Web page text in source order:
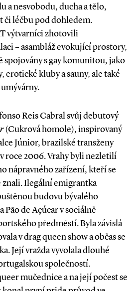
a nesvobodu, ducha a tělo,
či léčbu pod dohledem.
výtvarníci zhotovili
– asambláž evokující prostory,
spojovány s gay komunitou, jako
erotické kluby a sauny, ale také
Reis Cabral svůj debutový
(Cukrová homole), inspirovaný
Júnior, brazilské transženy
roce 2006. Vrahy byli nezletilí
nápravného zařízení, kteří se
Ilegální emigrantka
budovu bývalého
de Açúcar v sociál­ně
předměstí. Byla závislá
v drag queen show a občas se
Její vražda vyvolala dlouhé
společností.
mučednice a na její počest se